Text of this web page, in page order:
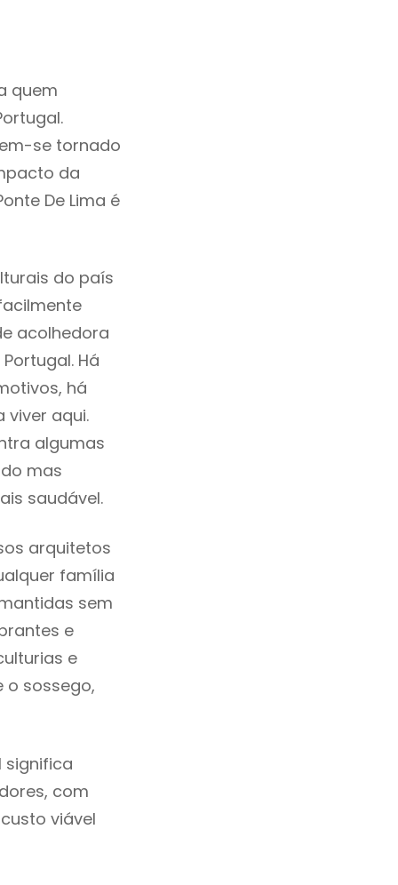
quem
se tornado
da
De Lima é
do país
acolhedora
Há
há
aqui.
algumas
mas
saudável.
arquitetos
família
sem
e
e
o sossego,
significa
com
viável